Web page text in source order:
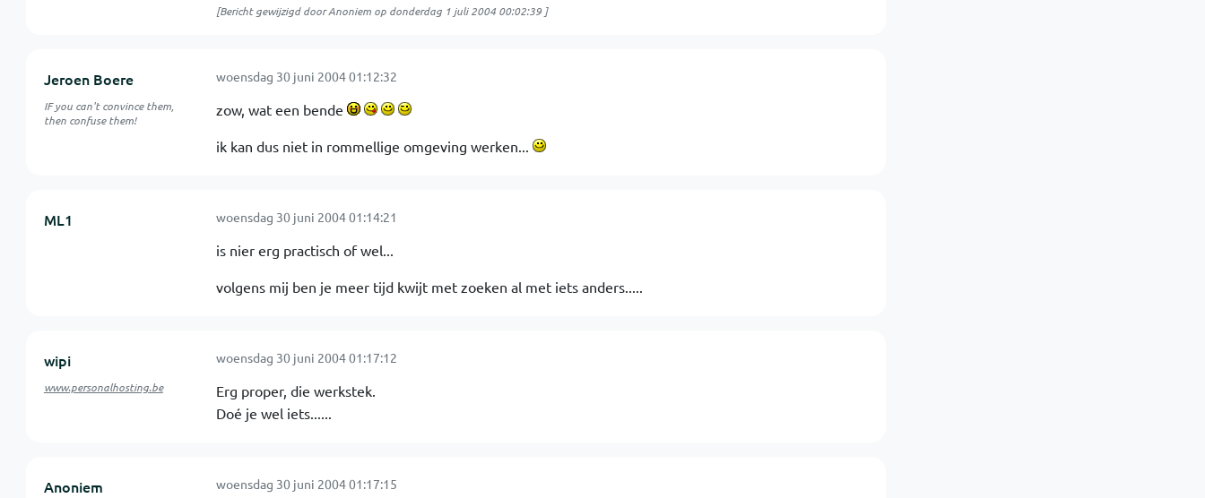
[Bericht gewijzigd door Anoniem op donderdag 1 juli 2004 00:02:39]
Jeroen Boere
IF you can't convince them,
then confuse them!
woensdag 30 juni 2004 01:12:32
zow, wat een bende
ik kan dus niet in rommellige omgeving werken...
ML1 woensdag 30 juni 2004 01:14:21
is nier erg practisch of wel...
volgens mij ben je meer tijd kwijt met zoeken al met iets anders.....
wipi
www.personalhosting.be
woensdag 30 juni 2004 01:17:12
Erg proper, die werkstek.
Doé je wel iets......
Anoniem woensdag 30 juni 2004 01:17:15